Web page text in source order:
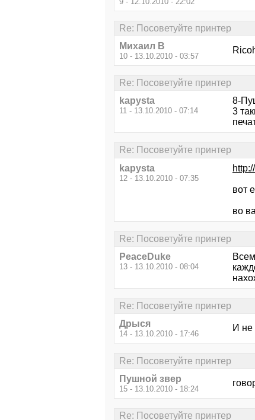
Re: Посоветуйте принтер
Михаил В
10 - 13.10.2010 - 03:57
Re: Посоветуйте принтер
kapysta
11 - 13.10.2010 - 07:14
8-
3
Re: Посоветуйте принтер
kapysta
12 - 13.10.2010 - 07:35
вот
во
Re: Посоветуйте принтер
PeaceDuke
13 - 13.10.2010 - 08:04
Re: Посоветуйте принтер
Дрыся
14 - 13.10.2010 - 17:46
И не
Re: Посоветуйте принтер
Пушной звер
15 - 13.10.2010 - 18:24
Re: Посоветуйте принтер